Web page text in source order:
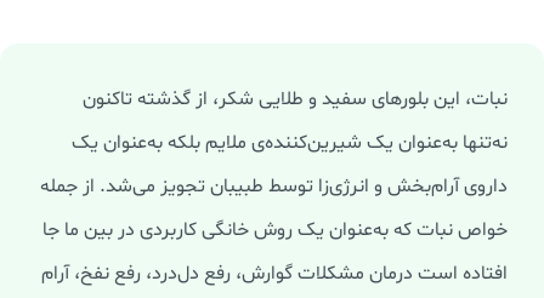
نبات، این بلورهای سفید و طلایی شکر، از گذشته تاکنون
نه‌تنها به‌عنوان یک شیرین‌کننده‌ی ملایم بلکه به‌عنوان یک
داروی آرام‌بخش و انرژی‌زا توسط طبیبان تجویز می‌شد. از جمله
خواص نبات که به‌عنوان یک روش خانگی کاربردی در بین ما جا
افتاده است درمان مشکلات گوارش، رفع دل‌درد، رفع نفخ، آرام